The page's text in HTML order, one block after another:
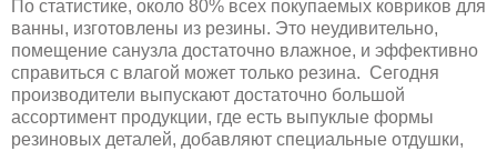
По статистике, около 80% всех покупаемых ковриков для
ванны, изготовлены из резины. Это неудивительно,
помещение санузла достаточно влажное, и эффективно
справиться с влагой может только резина. Сегодня
производители выпускают достаточно большой
ассортимент продукции, где есть выпуклые формы
резиновых деталей, добавляют специальные отдушки,